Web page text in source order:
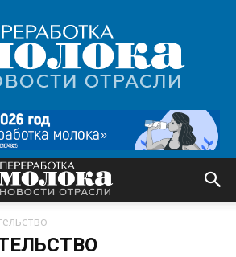
Переработка
молока
|
Новости